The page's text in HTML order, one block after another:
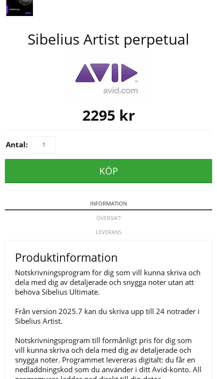
Sibelius Artist perpetual
2295 kr
Antal:
KÖP
INFORMATION
ÖVERSIKT
LEVERANS
Produktinformation
Notskrivningsprogram för dig som vill kunna skriva och
dela med dig av detaljerade och snygga noter utan att
behöva Sibelius Ultimate.
Från version 2025.7 kan du skriva upp till 24 notrader i
Sibelius Artist.
Notskrivningsprogram till förmånligt pris för dig som
vill kunna skriva och dela med dig av detaljerade och
snygga noter. Programmet levereras digitalt: du får en
nedladdningskod som du använder i ditt Avid-konto. All